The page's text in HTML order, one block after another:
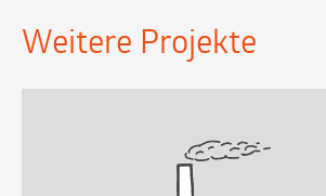
Weitere Projekte